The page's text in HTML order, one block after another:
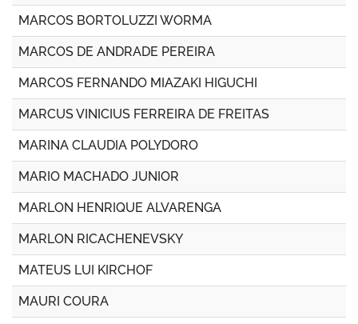
MARCOS BORTOLUZZI WORMA
MARCOS DE ANDRADE PEREIRA
MARCOS FERNANDO MIAZAKI HIGUCHI
MARCUS VINICIUS FERREIRA DE FREITAS
MARINA CLAUDIA POLYDORO
MARIO MACHADO JUNIOR
MARLON HENRIQUE ALVARENGA
MARLON RICACHENEVSKY
MATEUS LUI KIRCHOF
MAURI COURA